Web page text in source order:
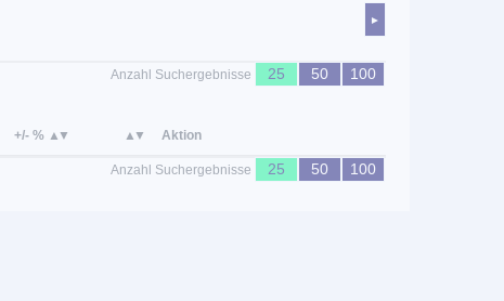
►
Anzahl Suchergebnisse 25 50 100
+/- % Aktion
Anzahl Suchergebnisse 25 50 100